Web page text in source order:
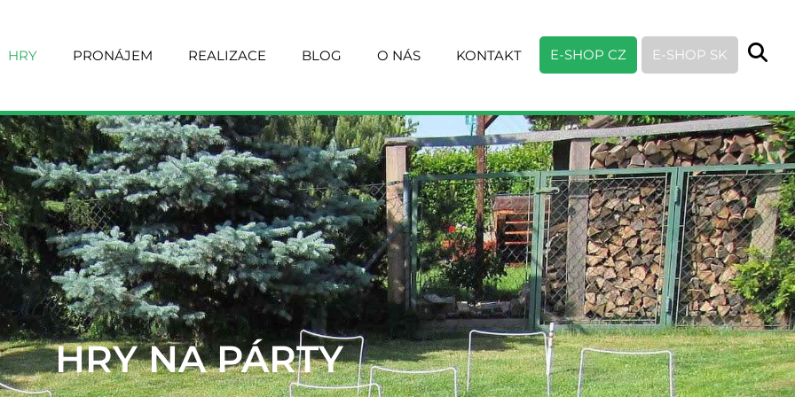
HRY PRONÁJEM REALIZACE BLOG O NÁS KONTAKT E-SHOP CZ E-SHOP SK
HRY NA PÁRTY